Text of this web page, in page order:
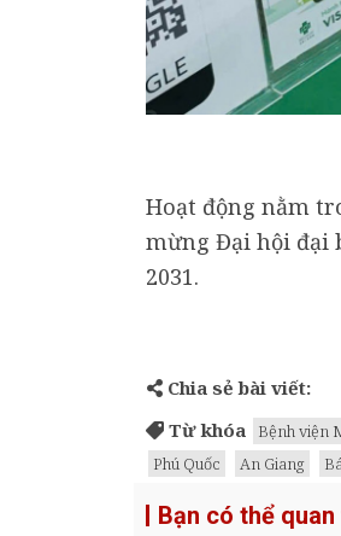
Hoạt động nằm
mừng Đại hội đại
2031.
Chia sẻ bài viết:
Từ khóa
Bệnh viện
Phú Quốc
An Giang
Bạn có thể quan